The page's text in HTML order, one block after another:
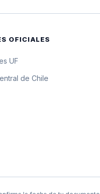
UF
OFICIALES
UF
de Chile